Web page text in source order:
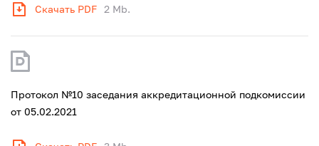
Скачать PDF 2 Mb.
Протокол №10 заседания аккредитационной подкомиссии
от 05.02.2021